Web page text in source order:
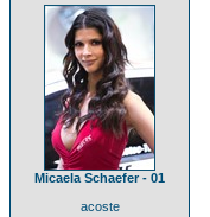
Micaela Schaefer - 01
acoste